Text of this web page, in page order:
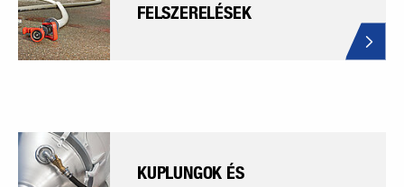
FELSZERELÉSEK
KUPLUNGOK ÉS